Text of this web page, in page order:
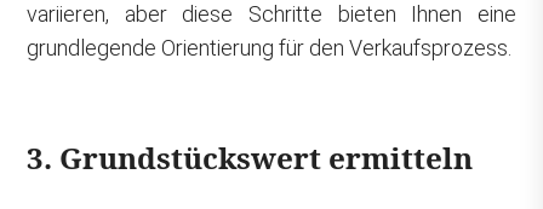
variieren, aber diese Schritte bieten Ihnen eine
grundlegende Orientierung für den Verkaufsprozess.
3. Grundstückswert ermitteln